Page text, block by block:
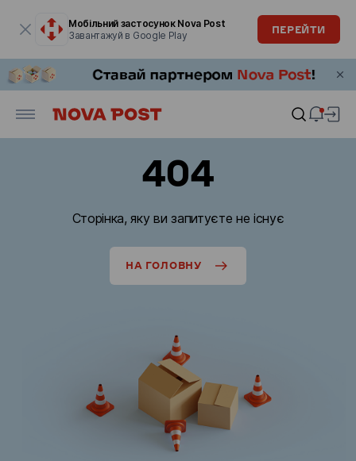
Мобільний застосунок Nova Post
Завантажуй в Google Play
ПЕРЕЙТИ
404
Сторінка, яку ви запитуєте не існує
НА ГОЛОВНУ